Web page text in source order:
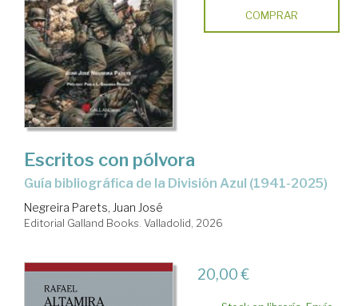
COMPRAR
Escritos con pólvora
Guía bibliográfica de la División Azul (1941-2025)
Negreira Parets, Juan José
Editorial Galland Books. Valladolid, 2026
20,00 €